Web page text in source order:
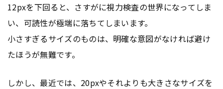
12pxを下回ると、さすがに視力検査の世界になってしま
い、可読性が極端に落ちてしまいます。
小さすぎるサイズのものは、明確な意図がなければ避け
たほうが無難です。
しかし、最近では、20pxやそれよりも大きさなサイズを